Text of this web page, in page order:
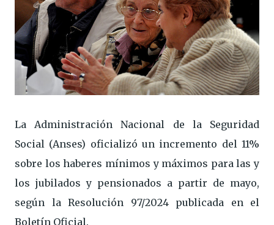
La Administración Nacional de la Seguridad
Social (Anses) oficializó un incremento del 11%
sobre los haberes mínimos y máximos para las y
los jubilados y pensionados a partir de mayo,
según la Resolución 97/2024 publicada en el
Boletín Oficial.